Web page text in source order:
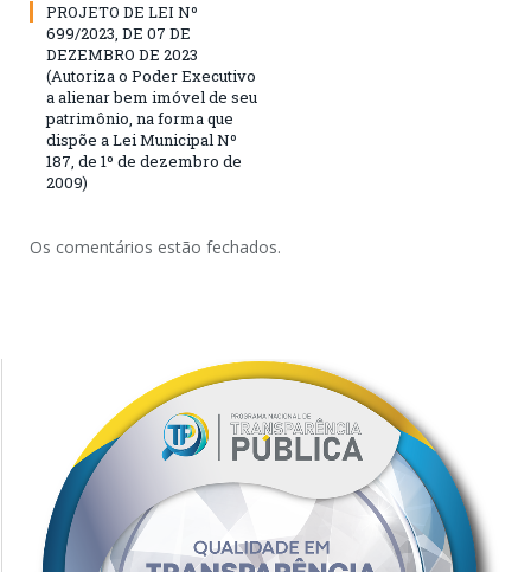
PROJETO DE LEI Nº
699/2023, DE 07 DE
DEZEMBRO DE 2023
(Autoriza o Poder Executivo
a alienar bem imóvel de seu
patrimônio, na forma que
dispõe a Lei Municipal Nº
187, de 1º de dezembro de
2009)
Os comentários estão fechados.